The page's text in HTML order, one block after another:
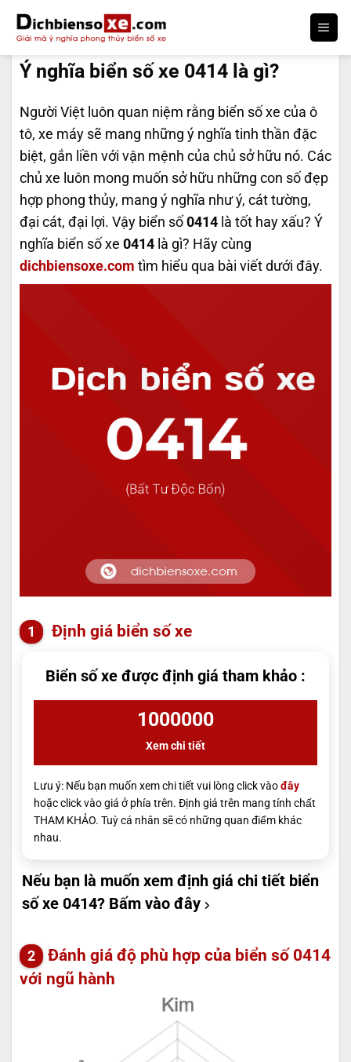
qua
nội
dungÝ nghĩa biển số xe 0414 là gì?
Người Việt luôn quan niệm rằng biển số xe của ô
tô, xe máy sẽ mang những ý nghĩa tinh thần đặc
biệt, gắn liền với vận mệnh của chủ sở hữu nó. Các
chủ xe luôn mong muốn sở hữu những con số đẹp
hợp phong thủy, mang ý nghĩa như ý, cát tường,
đại cát, đại lợi. Vậy biển số 0414 là tốt hay xấu? Ý
nghĩa biển số xe 0414 là gì? Hãy cùng
dichbiensoxe.com tìm hiểu qua bài viết dưới đây.
Định giá biển số xe
Biển số xe được định giá tham khảo :
1000000
Xem chi tiết
Lưu ý: Nếu bạn muốn xem chi tiết vui lòng click vàođây
hoặc click vào giá ở phía trên. Định giá trên mang tính chất
THAM KHẢO. Tuỳ cá nhân sẽ có những quan điểm khác
nhau.
Nếu bạn là muốn xem định giá chi tiết biển
số xe 0414? Bấm vào đây
Đánh giá độ phù hợp của biển số 0414
với ngũ hành